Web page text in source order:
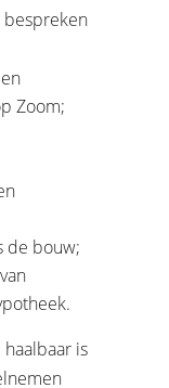
bespreken
Zoom;
de bouw;
is